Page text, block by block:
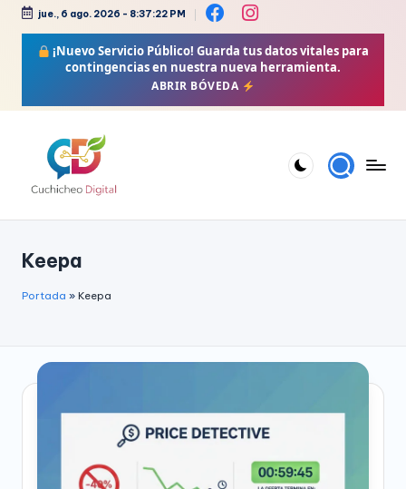
jue., 6 ago. 2026 - 8:37:23 PM
¡Nuevo Servicio Público! Guarda tus datos vitales para
contingencias en nuestra nueva herramienta.
ABRIR BÓVEDA
c
h
c
h
Crochet,
Keepa
Portada » Keepa